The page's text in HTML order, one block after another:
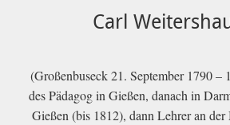
Carl
(Großenbuseck 21. September 1790 –
des Pädagog in Gießen, danach in
Gießen (bis 1812), dann Lehrer an